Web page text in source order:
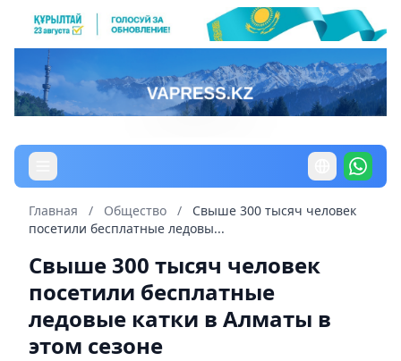
Главная / Общество /
Свыше 300 тысяч человек
посетили бесплатные ледовы...
Свыше 300 тысяч человек
посетили бесплатные
ледовые катки в Алматы в
этом сезоне